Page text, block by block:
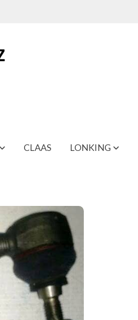
CLAAS LONKING